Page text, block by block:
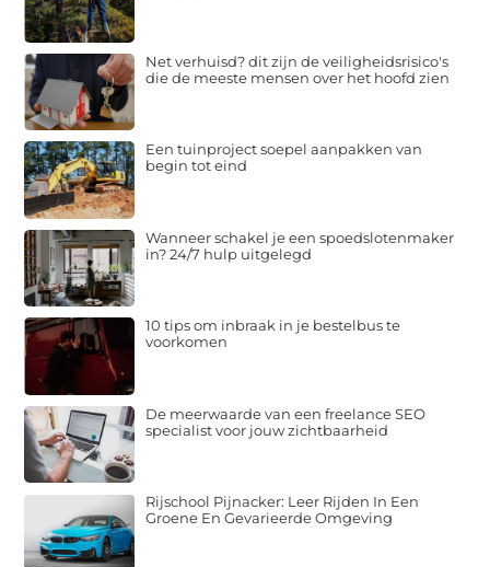
Net verhuisd? dit zijn de veiligheidsrisico's
die de meeste mensen over het hoofd zien
Een tuinproject soepel aanpakken van
begin tot eind
Wanneer schakel je een spoedslotenmaker
in? 24/7 hulp uitgelegd
10 tips om inbraak in je bestelbus te
voorkomen
De meerwaarde van een freelance SEO
specialist voor jouw zichtbaarheid
Rijschool Pijnacker: Leer Rijden In Een
Groene En Gevarieerde Omgeving